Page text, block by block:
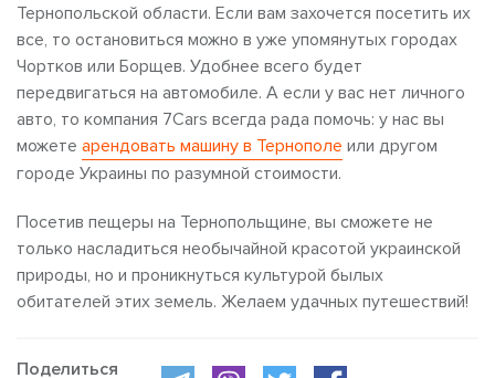
Тернопольской области. Если вам захочется посетить их
все, то остановиться можно в уже упомянутых городах
Чортков или Борщев. Удобнее всего будет
передвигаться на автомобиле. А если у вас нет личного
авто, то компания 7Cars всегда рада помочь: у нас вы
можете арендовать машину в Тернополе или другом
городе Украины по разумной стоимости.
Посетив пещеры на Тернопольщине, вы сможете не
только насладиться необычайной красотой украинской
природы, но и проникнуться культурой былых
обитателей этих земель. Желаем удачных путешествий!
Поделиться